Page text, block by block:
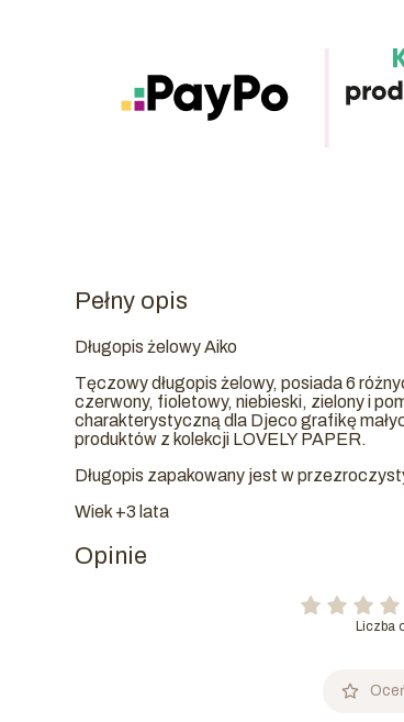
Pełny opis
Długopis żelowy Aiko
Tęczowy długopis żelowy, posiada 6
czerwony, fioletowy, niebieski, zielony i
charakterystyczną dla Djeco grafikę
produktów z kolekcji LOVELY PAPER.
Długopis zapakowany jest w
Wiek +3 lata
Opinie
Liczba